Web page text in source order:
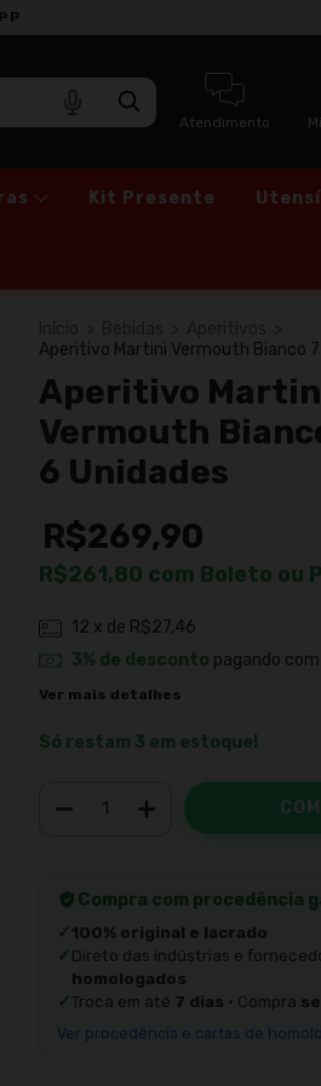
Atendimento
Kit Presente
Aperitivo Martini Vermouth Bianco
Aperitivo
Vermouth
6 Unidades
R$269,90
R$261,80 com Boleto ou
12 x de R$27,46
3% de desconto pagando
Ver mais detalhes
Só restam 3 em estoque!
Compra com procedência
✓100% original e lacrado
✓ Direto das indústrias e
homologados
✓Troca em até 7 dias · Compra
Ver procedência e cartas de